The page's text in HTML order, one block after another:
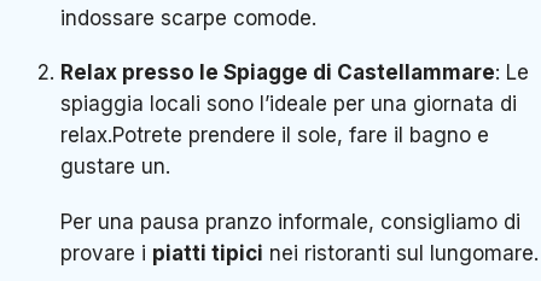
indossare scarpe comode.
Relax presso le Spiagge di Castellammare: Le
spiaggia locali sono l’ideale per una giornata di
relax.Potrete prendere il sole, fare il bagno e
gustare un.
Per una pausa pranzo informale, consigliamo di
provare i piatti tipici nei ristoranti sul lungomare.